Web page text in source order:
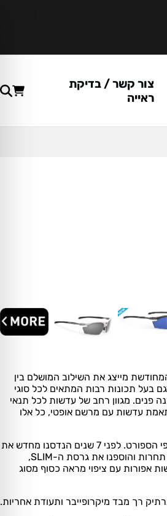
צור קשר / בדיקת
ראייה
מייצג את השילוב המושלם בין
דגם בעל תכונות רבות המתאים לכל סוגי
פנים. מגוון רחב של עדשות לכל תנאי
עדשות עם מרשם אופטי, כל אלו
עברו מעל 15 שנים מאז שרידון כבש בסערה את עולם משקפי הספורט. לפני 7 שנים הנדסנו מחדש את
יצירת המופת עטורת הפרסים שלנו כדי לספק ביצועים ללא תחרות והוספנו את גרסת ה-SLIM,
אפורות עם ציפוי מראה כסוף מסוג
רך מבד מיקרופייבר ותעודת אחריות.